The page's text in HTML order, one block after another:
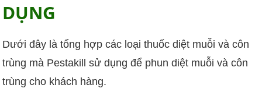
DỤNG
Dưới đây là tổng hợp các loại thuốc diệt muỗi và côn
trùng mà Pestakill sử dụng để phun diệt muỗi và côn
trùng cho khách hàng.